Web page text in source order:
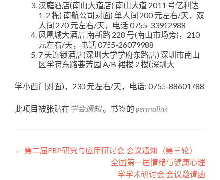
汉庭酒店(南山大道店) 南山大道 2011 号亿利达
1-2 栋( 南航公司对面) 单人间 200 元左右/天，双
人间 270 元左右/天，电话 0755-33912988
凤凰城大酒店 南新路 228 号(南山市场旁)，210
元左右/天，电话 0755-26079988
7 天连锁酒店(深圳大学学府东路店) 深圳市南山
区学府东路荟芳园 A/B 裙楼 2 楼(深圳大
学小西门对面)，230 元左右/天，电话: 0755-88601788
此项目被张贴在学会通知。书签的 permalink
← 第二届ERP研究与应用研讨会 会议通知（第三轮）
全国第一届情绪与健康心理
学学术研讨会 会议邀请函